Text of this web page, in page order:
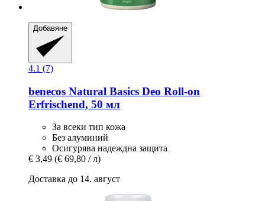
Добавяне
4.1 (7)
benecos Natural Basics Deo Roll-​on
Erfrischend, 50 мл
За всеки тип кожа
Без алуминий
Осигурява надеждна защита
€ 3,49 (€ 69,80 / л)
Доставка до 14. август